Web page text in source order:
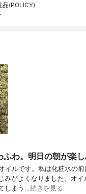
品(POLICY)
ふわ。明日の朝が楽し
イルです。私は化粧水の
みがよくなりました。オイ
しまう…続きを見る